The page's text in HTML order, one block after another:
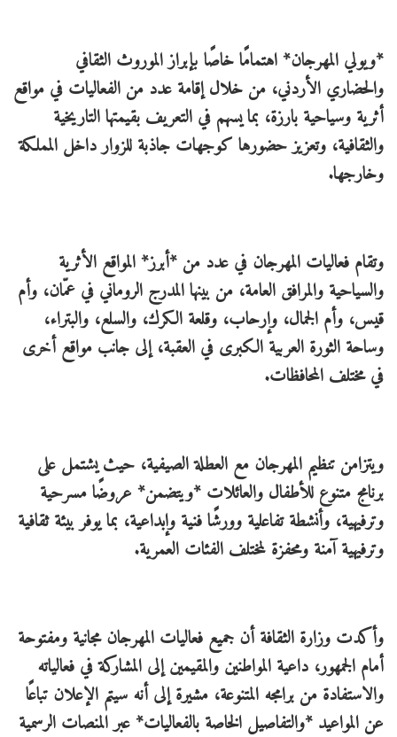
*ويولي المهرجان* اهتمامًا خاصًا بإبراز الموروث الثقافي
والحضاري الأردني، من خلال إقامة عدد من الفعاليات في مواقع
أثرية وسياحية بارزة، بما يسهم في التعريف بقيمتها التاريخية
والثقافية، وتعزيز حضورها كوجهات جاذبة للزوار داخل المملكة
وخارجها.
وتقام فعاليات المهرجان في عدد من *أبرز* المواقع الأثرية
والسياحية والمرافق العامة، من بينها المدرج الروماني في عمّان، وأم
قيس، وأم الجمال، وإرحاب، وقلعة الكرك، والسلع، والبتراء،
وساحة الثورة العربية الكبرى في العقبة، إلى جانب مواقع أخرى
في مختلف المحافظات.
ويتزامن تنظيم المهرجان مع العطلة الصيفية، حيث يشتمل على
برنامج متنوع للأطفال والعائلات *ويتضمن* عروضًا مسرحية
وترفيهية، وأنشطة تفاعلية وورشًا فنية وإبداعية، بما يوفر بيئة ثقافية
وترفيهية آمنة ومحفزة لمختلف الفئات العمرية.
وأكدت وزارة الثقافة أن جميع فعاليات المهرجان مجانية ومفتوحة
أمام الجمهور، داعية المواطنين والمقيمين إلى المشاركة في فعالياته
والاستفادة من برامجه المتنوعة، مشيرة إلى أنه سيتم الإعلان تباعًا
عن المواعيد *والتفاصيل الخاصة بالفعاليات* عبر المنصات الرسمية